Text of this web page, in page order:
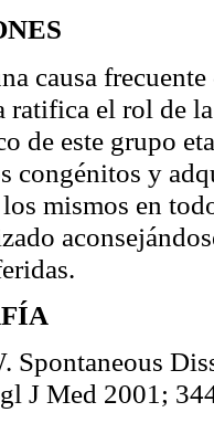
causa
ratifica el rol de
de este grupo
congénitos y
mismos en
Spontaneous
J Med 2001;